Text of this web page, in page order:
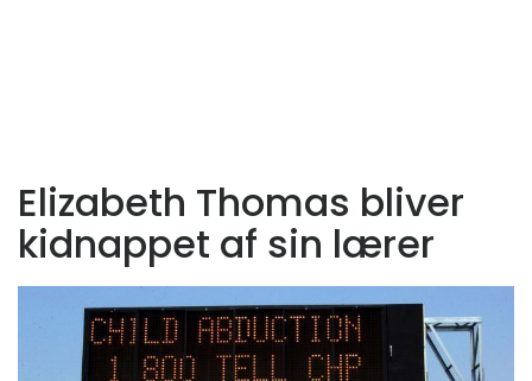
Elizabeth Thomas bliver
kidnappet af sin lærer